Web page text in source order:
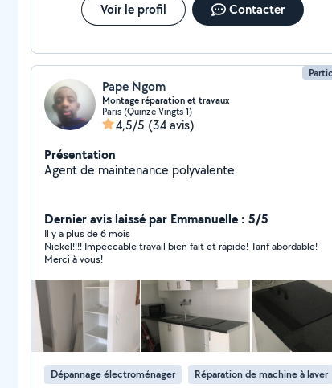
Voir le profil Contacter
Pape Ngom
Montage réparation et travaux
Paris (Quinze Vingts 1)
4,5/5 (34 avis)
Présentation
Agent de maintenance polyvalente
Dernier avis laissé par Emmanuelle : 5/5
Il y a plus de 6 mois
Nickel!!!! Impeccable travail bien fait et rapide! Tarif abordable!
Merci à vous!
Dépannage électroménager Réparation de machine à laver